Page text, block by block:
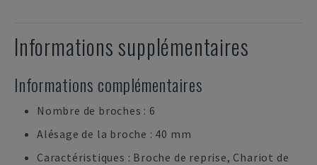
Informations supplémentaires
Informations complémentaires
Nombre de broches : 6
Alésage de la broche : 40 mm
Caractéristiques : Broche de reprise, Chariot de